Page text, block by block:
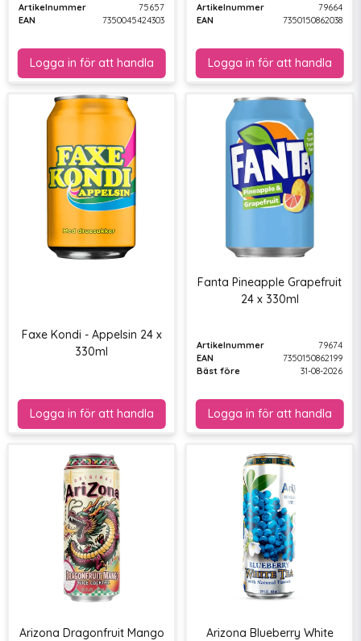
Artikelnummer
75657
EAN
7350045424303
Artikelnummer
79664
EAN
7350150862038
Faxe Kondi - Appelsin 24 x
330ml
Fanta Pineapple Grapefruit
24 x 330ml
Artikelnummer
79674
EAN
7350150862199
Bäst före
31-08-2026
Arizona Dragonfruit Mango
Arizona Blueberry White